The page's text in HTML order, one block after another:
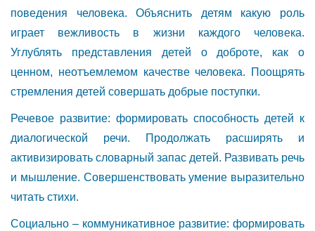
поведения человека. Объяснить детям какую роль
играет вежливость в жизни каждого человека.
Углублять представления детей о доброте, как о
ценном, неотъемлемом качестве человека. Поощрять
стремления детей совершать добрые поступки.
Речевое развитие: формировать способность детей к
диалогической речи. Продолжать расширять и
активизировать словарный запас детей. Развивать речь
и мышление. Совершенствовать умение выразительно
читать стихи.
Социально – коммуникативное развитие: формировать